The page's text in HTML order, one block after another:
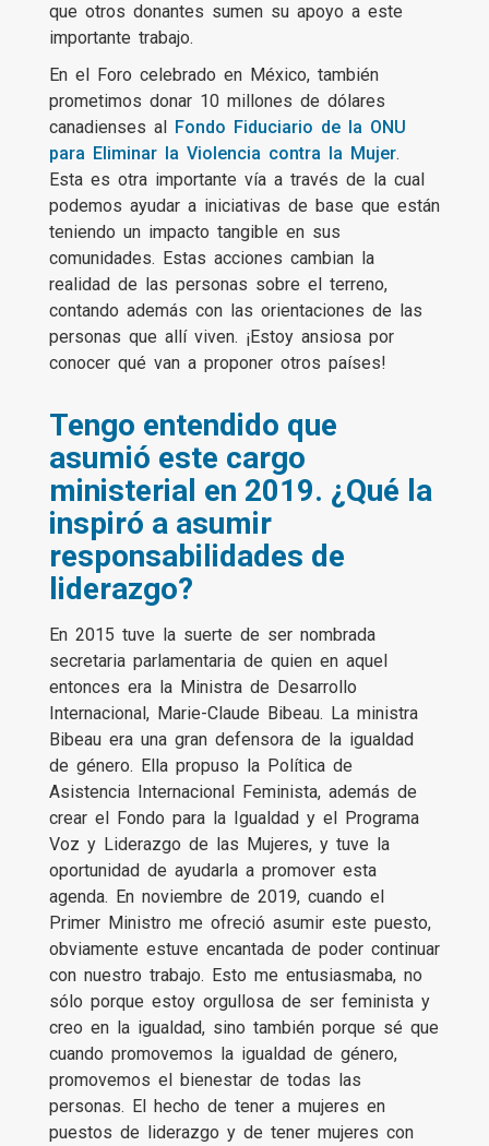
que otros donantes sumen su apoyo a este
importante trabajo.
En el Foro celebrado en México, también
prometimos donar 10 millones de dólares
canadienses al Fondo Fiduciario de la ONU
para Eliminar la Violencia contra la Mujer.
Esta es otra importante vía a través de la cual
podemos ayudar a iniciativas de base que están
teniendo un impacto tangible en sus
comunidades. Estas acciones cambian la
realidad de las personas sobre el terreno,
contando además con las orientaciones de las
personas que allí viven. ¡Estoy ansiosa por
conocer qué van a proponer otros países!
Tengo entendido que
asumió este cargo
ministerial en 2019. ¿Qué la
inspiró a asumir
responsabilidades de
liderazgo?
En 2015 tuve la suerte de ser nombrada
secretaria parlamentaria de quien en aquel
entonces era la Ministra de Desarrollo
Internacional, Marie-Claude Bibeau. La ministra
Bibeau era una gran defensora de la igualdad
de género. Ella propuso la Política de
Asistencia Internacional Feminista, además de
crear el Fondo para la Igualdad y el Programa
Voz y Liderazgo de las Mujeres, y tuve la
oportunidad de ayudarla a promover esta
agenda. En noviembre de 2019, cuando el
Primer Ministro me ofreció asumir este puesto,
obviamente estuve encantada de poder continuar
con nuestro trabajo. Esto me entusiasmaba, no
sólo porque estoy orgullosa de ser feminista y
creo en la igualdad, sino también porque sé que
cuando promovemos la igualdad de género,
promovemos el bienestar de todas las
personas. El hecho de tener a mujeres en
puestos de liderazgo y de tener mujeres con